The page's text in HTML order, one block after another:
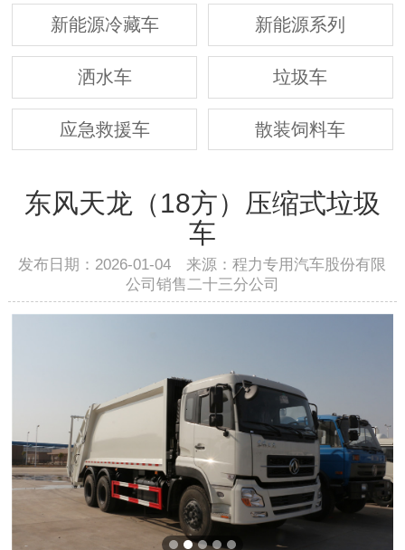
新能源冷藏车 新能源系列
洒水车 垃圾车
应急救援车 散装饲料车
东风天龙（18方）压缩式垃圾
车
发布日期：2026-01-04 来源：程力专用汽车股份有限
公司销售二十三分公司